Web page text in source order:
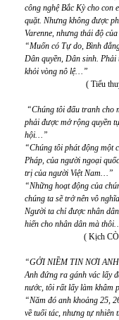
công nghệ Bắc Kỳ cho con
quặt. Nhưng không được
Varenne, nhưng thái độ
“Muốn có Tự do, Bình đ
Dân quyền, Dân sinh. Phải
khỏi vòng nô lệ…”
( Tiểu thuyết
“Chúng tôi đấu tranh cho
phải được mở rộng quyền
hội…”
“Chúng tôi phát động một
Pháp, của người ngoại
trị của người Việt Nam…”
“Những hoạt động của
chúng ta sẽ trở nên vô
Người ta chỉ được nhân
hiến cho nhân dân mà
( Kịch CÒN LẠI
“GỞI NIỀM TIN NƠI
Anh đứng ra gánh vác lấy
nước, tôi rất lấy làm khâm
“Năm đó anh khoảng 25,
về tuổi tác, nhưng tự nhiên